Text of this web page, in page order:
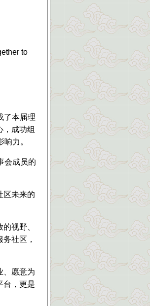
to
了本届理
，成功组
力。
会成员的
区未来的
视野、
社区，
、愿意为
台，更是